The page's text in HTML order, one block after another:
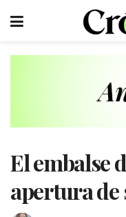
El embalse
apertura de